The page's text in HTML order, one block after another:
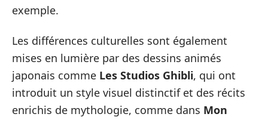
exemple.
Les différences culturelles sont également
mises en lumière par des dessins animés
japonais comme Les Studios Ghibli, qui ont
introduit un style visuel distinctif et des récits
enrichis de mythologie, comme dans Mon